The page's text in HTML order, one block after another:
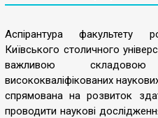
Аспірантура факультету
Київського столичного
важливою
висококваліфікованих
спрямована на розвиток
проводити наукові